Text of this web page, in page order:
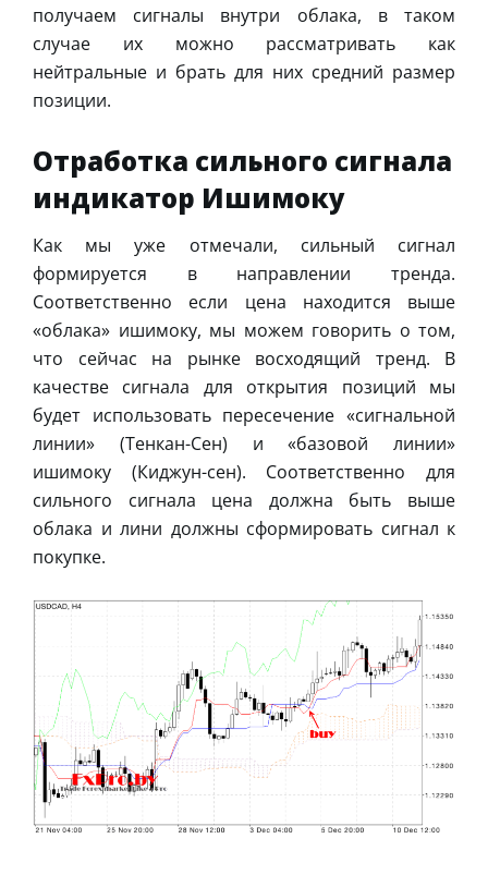
получаем сигналы внутри облака, в таком
случае их можно рассматривать как
нейтральные и брать для них средний размер
позиции.
Отработка сильного сигнала
индикатор Ишимоку
Как мы уже отмечали, сильный сигнал
формируется в направлении тренда.
Соответственно если цена находится выше
«облака» ишимоку, мы можем говорить о том,
что сейчас на рынке восходящий тренд. В
качестве сигнала для открытия позиций мы
будет использовать пересечение «сигнальной
линии» (Тенкан-Сен) и «базовой линии»
ишимоку (Киджун-сен). Соответственно для
сильного сигнала цена должна быть выше
облака и лини должны сформировать сигнал к
покупке.